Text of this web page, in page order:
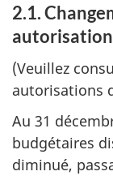
2.1.
(Veuillez
autorisations
Au 31
budgétaires
diminué,